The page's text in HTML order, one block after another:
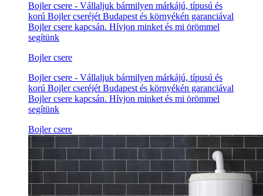
Bojler csere - Vállaljuk bármilyen márkájú, típusú és
korú Bojler cseréjét Budapest és környékén garanciával
Bojler csere kapcsán. Hívjon minket és mi örömmel
segítünk
Bojler csere
Bojler csere - Vállaljuk bármilyen márkájú, típusú és
korú Bojler cseréjét Budapest és környékén garanciával
Bojler csere kapcsán. Hívjon minket és mi örömmel
segítünk
Bojler csere